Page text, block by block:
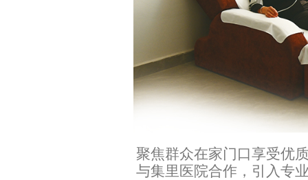
聚焦群众在家门口享受优
与集里医院合作，引入专